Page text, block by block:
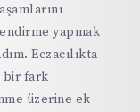
yapmak
Eczacılıkta
bir fark
üzerine ek